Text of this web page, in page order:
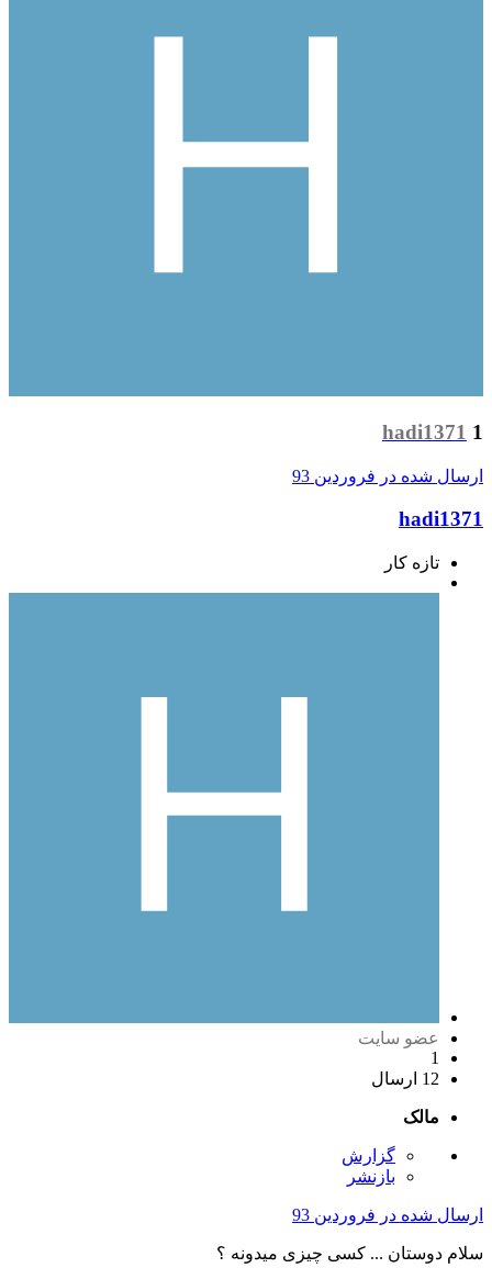
hadi1371 1
ارسال شده در فروردین 93
hadi1371
تازه کار
عضو سایت
1
12 ارسال
مالک
گزارش
بازنشر
ارسال شده در فروردین 93
سلام دوستان ... کسی چیزی میدونه ؟